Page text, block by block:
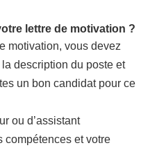
lettre de motivation ?
motivation, vous devez
description du poste et
un bon candidat pour ce
ou d’assistant
compétences et votre